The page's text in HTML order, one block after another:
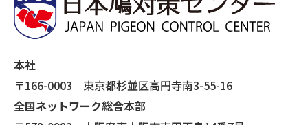
本社
〒166-0003 東京都杉並区高円寺南3-55-16
全国ネットワーク総合本部